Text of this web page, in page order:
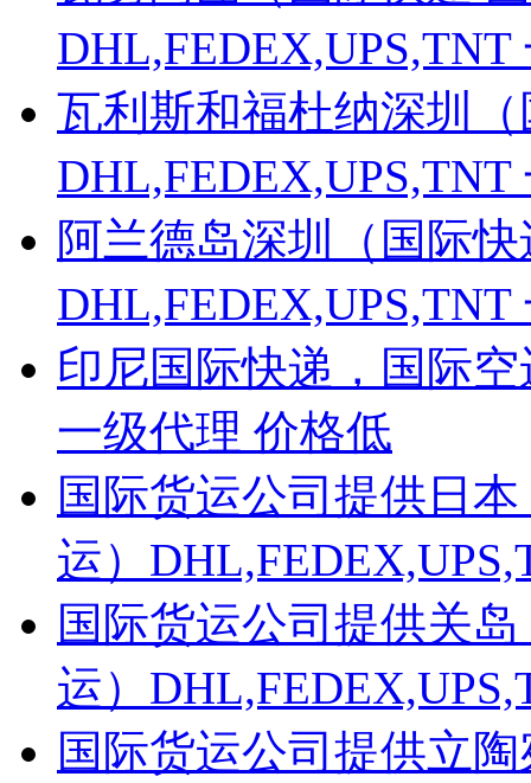
瓦利斯和福杜纳深圳
阿兰德岛深圳（国际
印尼国际快递，国际
一级代理 价格低
国际货运公司提供日
运）
国际货运公司提供关
运）
国际货运公司提供立